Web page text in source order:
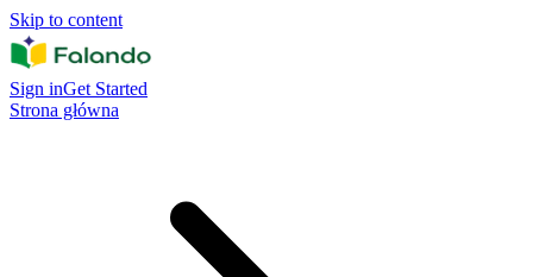
Skip to content
Sign inGet Started
Strona główna